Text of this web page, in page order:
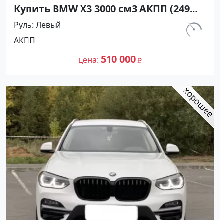
Купить BMW X3 3000 см3 АКПП (249
л.с.) Дизель турбонаддув в
Брюховецкая: цвет Синий
Внедорожник 2018 года по цене
510000 рублей, объявление №22893
на сайте Авторынок23
Руль Левый
АКПП
цена 510 000